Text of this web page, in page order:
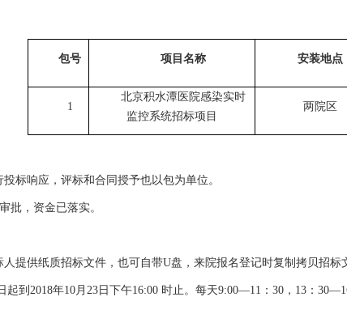
包号 项目名称 安装地点
1
北京积水潭医院感染实时
监控系统招标项目
两院区
标响应，评标和合同授予也以包为单位。
批，资金已落实。
提供纸质招标文件，也可自带U盘，来院报名登记时复制拷贝招标
起到2018年10月23日下午16:00 时止。每天9:00—11：30，13：